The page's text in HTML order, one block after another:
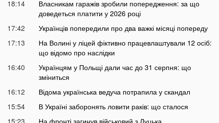
18:14
Власникам гаражів зробили попередження: за що
доведеться платити у 2026 році
17:42
Українців попередили про два важкі місяці попереду
17:13
На Волині у ліцей фіктивно працевлаштували 12 осіб:
що відомо про наслідки
16:40
Українцям у Польщі дали час до 31 серпня: що
зміниться
16:12
Відома українська ведуча потрапила у скандал
15:54
В Україні заборонять ловити раків: що сталося